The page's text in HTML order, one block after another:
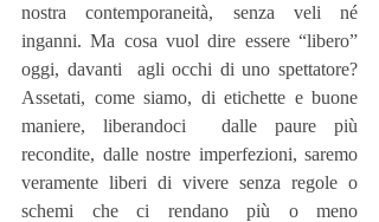
nostra contemporaneità, senza veli né
inganni. Ma cosa vuol dire essere “libero”
oggi, davanti  agli occhi di uno spettatore?
Assetati, come siamo, di etichette e buone
maniere, liberandoci  dalle paure più
recondite, dalle nostre imperfezioni, saremo
veramente liberi di vivere senza regole o
schemi che ci rendano più o meno